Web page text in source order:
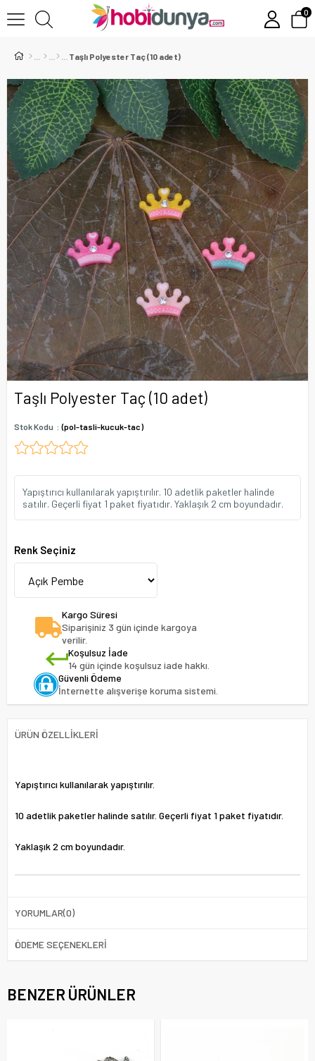
0
Taşlı Polyester Taç (10 adet)
Taşlı Polyester Taç (10 adet)
Stok Kodu (pol-tasli-kucuk-tac)
Yapıştırıcı kullanılarak yapıştırılır. 10 adetlik paketler halinde
satılır. Geçerli fiyat 1 paket fiyatıdır. Yaklaşık 2 cm boyundadır.
Renk Seçiniz
Kargo Süresi
Siparişiniz 3 gün içinde kargoya
verilir.
Koşulsuz İade
14 gün içinde koşulsuz iade hakkı.
Güvenli Ödeme
İnternette alışverişe koruma sistemi.
ÜRÜN ÖZELLIKLERI
Yapıştırıcı kullanılarak yapıştırılır.
10 adetlik paketler halinde satılır. Geçerli fiyat 1 paket fiyatıdır.
Yaklaşık 2 cm boyundadır.
YORUMLAR(0)
ÖDEME SEÇENEKLERI
BENZER ÜRÜNLER